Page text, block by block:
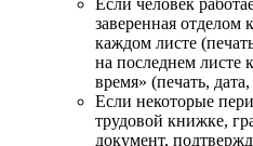
Если человек
заверенная отделом
каждом листе
на последнем листе
время» (печать,
Если некоторые
трудовой книжке,
документ,